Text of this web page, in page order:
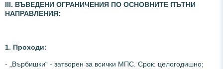
ІІI. ВЪВЕДЕНИ ОГРАНИЧЕНИЯ ПО ОСНОВНИТЕ ПЪТНИ
НАПРАВЛЕНИЯ:
1. Проходи:
- „Върбишки“ - затворен за всички МПС. Срок: целогодишно;